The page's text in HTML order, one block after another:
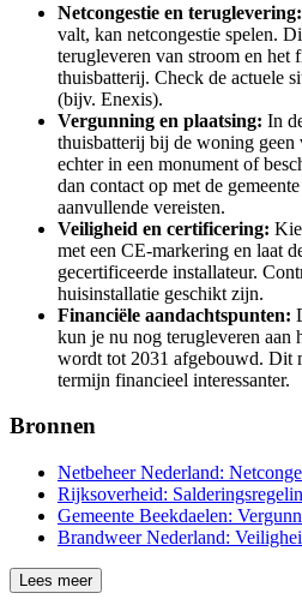
Netcongestie en teruglevering:
valt, kan netcongestie spelen.
terugleveren van stroom en het
thuisbatterij. Check de actuele
(bijv. Enexis).
Vergunning en plaatsing: In
thuisbatterij bij de woning
echter in een monument of
dan contact op met de
aanvullende vereisten.
Veiligheid en certificering:
met een CE-markering en laat
gecertificeerde installateur.
huisinstallatie geschikt zijn.
Financiële aandachtspunten:
kun je nu nog terugleveren aan
wordt tot 2031 afgebouwd. Dit
termijn financieel interessanter.
Bronnen
Netbeheer Nederland:
Rijksoverheid:
Gemeente Beekdaelen:
Brandweer Nederland:
Lees meer